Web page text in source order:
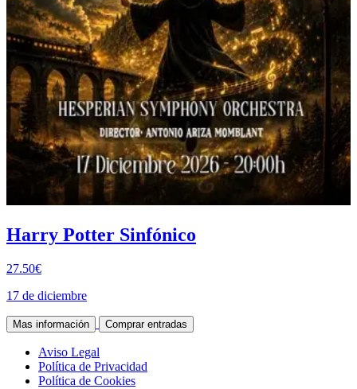
Harry Potter Sinfónico
27.50€
17 de diciembre
Mas información Comprar entradas
Aviso Legal
Política de Privacidad
Política de Cookies